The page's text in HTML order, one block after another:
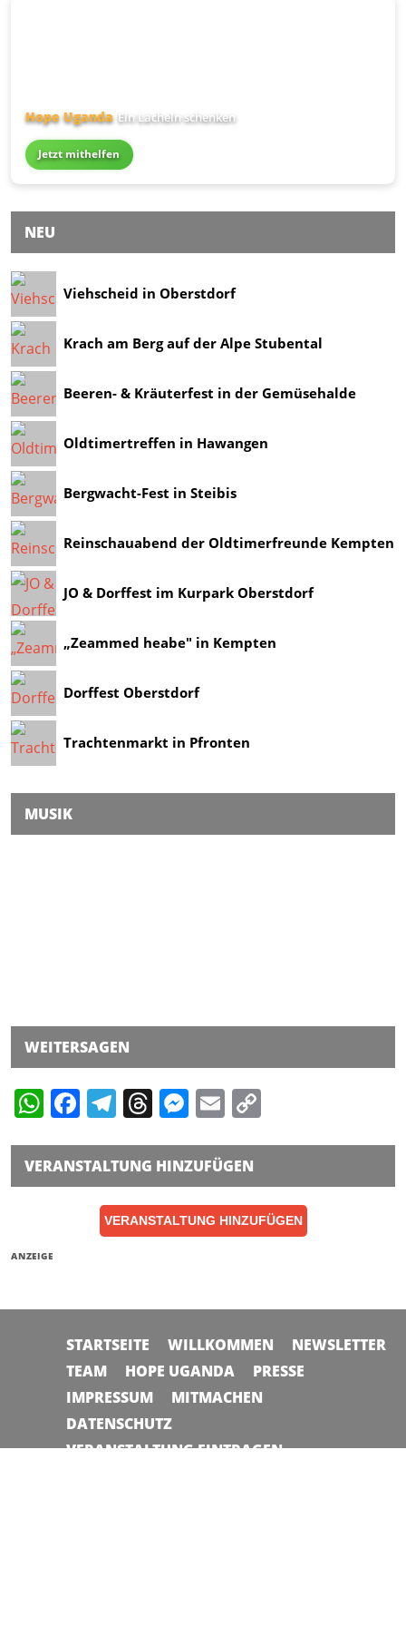
Hope Uganda Ein Lächeln schenken
Jetzt mithelfen
NEU
Viehscheid in Oberstdorf
Krach am Berg auf der Alpe Stubental
Beeren- & Kräuterfest in der Gemüsehalde
Oldtimertreffen in Hawangen
Bergwacht-Fest in Steibis
Reinschauabend der Oldtimerfreunde Kempten
JO & Dorffest im Kurpark Oberstdorf
„Zeammed heabe" in Kempten
Dorffest Oberstdorf
Trachtenmarkt in Pfronten
MUSIK
WEITERSAGEN
WhatsApp
Facebook
Telegram
Threads
Messenger
Email
VERANSTALTUNG HINZUFÜGEN
VERANSTALTUNG HINZUFÜGEN
ANZEIGE
STARTSEITE WILLKOMMEN
NEWSLETTER
TEAM
HOPE UGANDA
PRESSE
IMPRESSUM
MITMACHEN
DATENSCHUTZ
VERANSTALTUNG EINTRAGEN